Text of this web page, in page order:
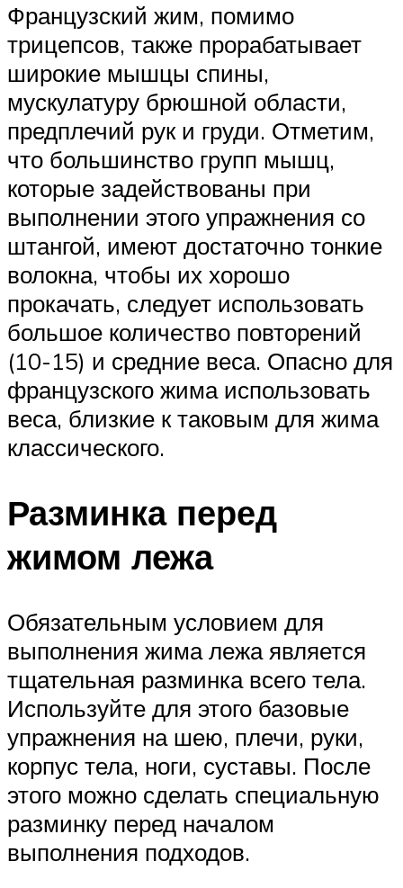
Французский жим, помимо
трицепсов, также прорабатывает
широкие мышцы спины,
мускулатуру брюшной области,
предплечий рук и груди. Отметим,
что большинство групп мышц,
которые задействованы при
выполнении этого упражнения со
штангой, имеют достаточно тонкие
волокна, чтобы их хорошо
прокачать, следует использовать
большое количество повторений
(10-15) и средние веса. Опасно для
французского жима использовать
веса, близкие к таковым для жима
классического.
Разминка перед
жимом лежа
Обязательным условием для
выполнения жима лежа является
тщательная разминка всего тела.
Используйте для этого базовые
упражнения на шею, плечи, руки,
корпус тела, ноги, суставы. После
этого можно сделать специальную
разминку перед началом
выполнения подходов.